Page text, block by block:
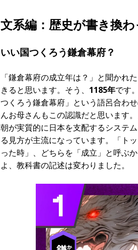
文系編：歴史が書き換
いい国つくろう鎌倉幕府？
「鎌倉幕府の成立年は？」と聞かれ
きると思います。そう、 1185年です
つくろう鎌倉幕府」という語呂合わ
んお母さんもこの認識だと思います
朝が実質的に日本を支配するシステ
る見方が主流になっています。「ト
った時」、どちらを「成立」と呼ぶ
よ、教科書の記述は変わりました。